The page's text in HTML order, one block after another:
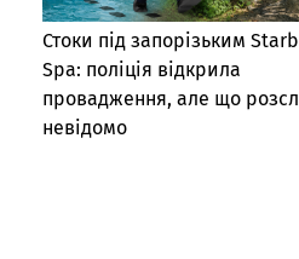
Стоки під запорізьким
Spa: поліція відкрила
провадження, але що
невідомо